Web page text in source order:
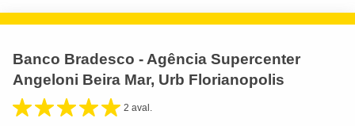
Banco Bradesco - Agência Supercenter
Angeloni Beira Mar, Urb Florianopolis
2 aval.